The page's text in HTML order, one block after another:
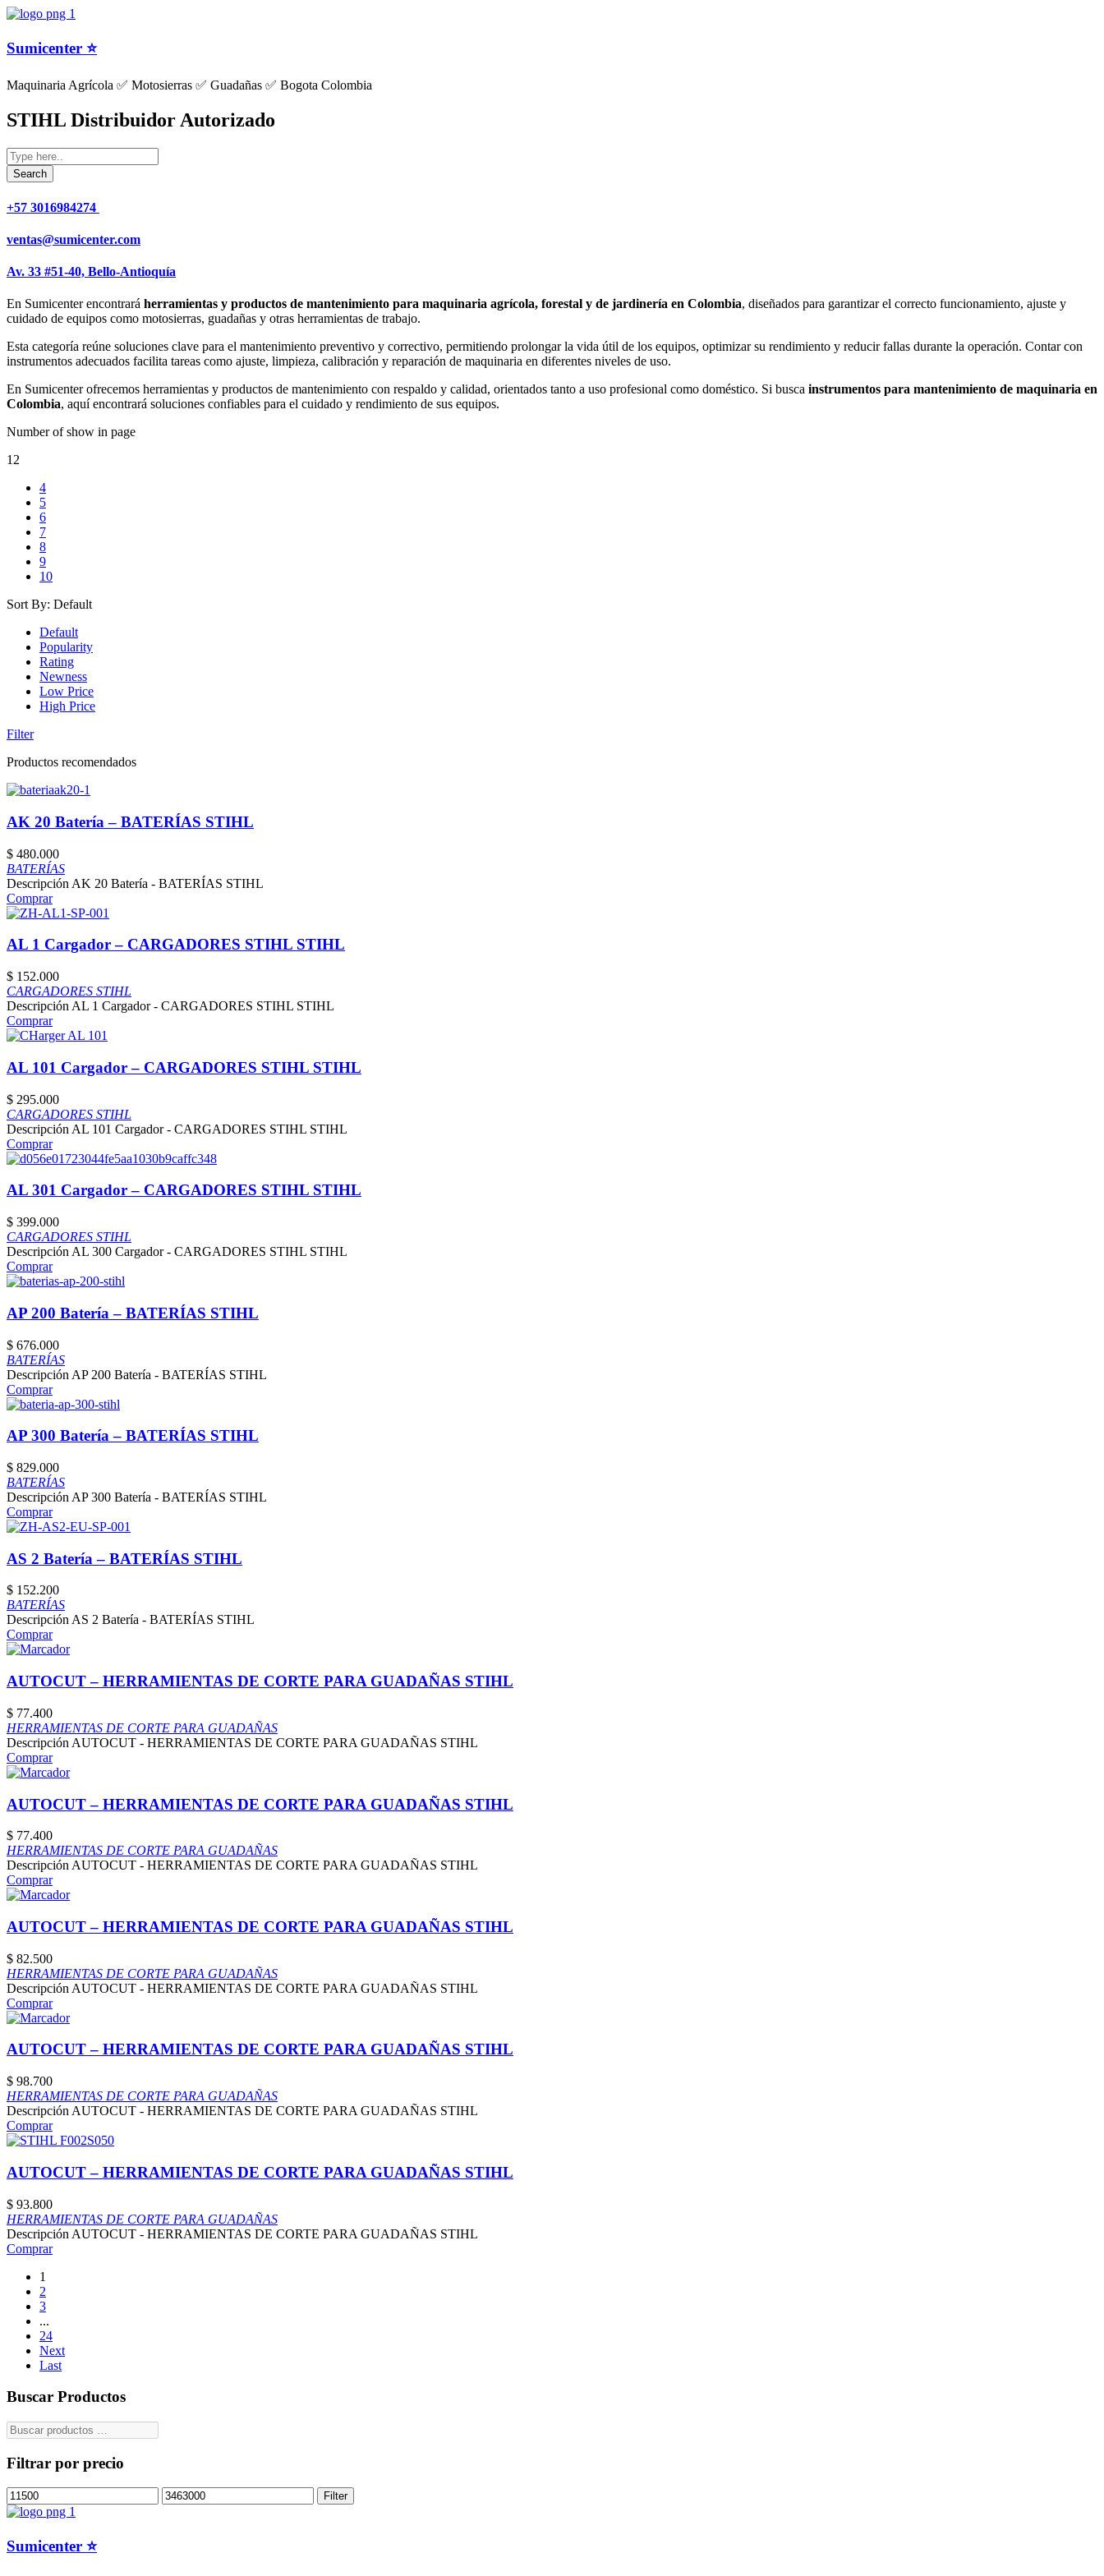
Sumicenter ⭐
Maquinaria Agrícola ✅ Motosierras ✅ Guadañas ✅ Bogota Colombia
STIHL Distribuidor Autorizado
+57 3016984274 ​
ventas@sumicenter.com
Av. 33 #51-40, Bello-Antioquía
En Sumicenter encontrará herramientas y productos de mantenimiento para maquinaria agrícola, forestal y de jardinería en Colombia, diseñados para garantizar el correcto funcionamiento, ajuste y
cuidado de equipos como motosierras, guadañas y otras herramientas de trabajo.
Esta categoría reúne soluciones clave para el mantenimiento preventivo y correctivo, permitiendo prolongar la vida útil de los equipos, optimizar su rendimiento y reducir fallas durante la operación. Contar con
instrumentos adecuados facilita tareas como ajuste, limpieza, calibración y reparación de maquinaria en diferentes niveles de uso.
En Sumicenter ofrecemos herramientas y productos de mantenimiento con respaldo y calidad, orientados tanto a uso profesional como doméstico. Si busca instrumentos para mantenimiento de maquinaria en
Colombia, aquí encontrará soluciones confiables para el cuidado y rendimiento de sus equipos.
Number of show in page
12
4
5
6
7
8
9
10
Sort By: Default
Default
Popularity
Rating
Newness
Low Price
High Price
Filter
Productos recomendados
AK 20 Batería – BATERÍAS STIHL
$ 480.000
BATERÍAS
Descripción AK 20 Batería - BATERÍAS STIHL
Comprar
AL 1 Cargador – CARGADORES STIHL STIHL
$ 152.000
CARGADORES STIHL
Descripción AL 1 Cargador - CARGADORES STIHL STIHL
Comprar
AL 101 Cargador – CARGADORES STIHL STIHL
$ 295.000
CARGADORES STIHL
Descripción AL 101 Cargador - CARGADORES STIHL STIHL
Comprar
AL 301 Cargador – CARGADORES STIHL STIHL
$ 399.000
CARGADORES STIHL
Descripción AL 300 Cargador - CARGADORES STIHL STIHL
Comprar
AP 200 Batería – BATERÍAS STIHL
$ 676.000
BATERÍAS
Descripción AP 200 Batería - BATERÍAS STIHL
Comprar
AP 300 Batería – BATERÍAS STIHL
$ 829.000
BATERÍAS
Descripción AP 300 Batería - BATERÍAS STIHL
Comprar
AS 2 Batería – BATERÍAS STIHL
$ 152.200
BATERÍAS
Descripción AS 2 Batería - BATERÍAS STIHL
Comprar
AUTOCUT – HERRAMIENTAS DE CORTE PARA GUADAÑAS STIHL
$ 77.400
HERRAMIENTAS DE CORTE PARA GUADAÑAS
Descripción AUTOCUT - HERRAMIENTAS DE CORTE PARA GUADAÑAS STIHL
Comprar
AUTOCUT – HERRAMIENTAS DE CORTE PARA GUADAÑAS STIHL
$ 77.400
HERRAMIENTAS DE CORTE PARA GUADAÑAS
Descripción AUTOCUT - HERRAMIENTAS DE CORTE PARA GUADAÑAS STIHL
Comprar
AUTOCUT – HERRAMIENTAS DE CORTE PARA GUADAÑAS STIHL
$ 82.500
HERRAMIENTAS DE CORTE PARA GUADAÑAS
Descripción AUTOCUT - HERRAMIENTAS DE CORTE PARA GUADAÑAS STIHL
Comprar
AUTOCUT – HERRAMIENTAS DE CORTE PARA GUADAÑAS STIHL
$ 98.700
HERRAMIENTAS DE CORTE PARA GUADAÑAS
Descripción AUTOCUT - HERRAMIENTAS DE CORTE PARA GUADAÑAS STIHL
Comprar
AUTOCUT – HERRAMIENTAS DE CORTE PARA GUADAÑAS STIHL
$ 93.800
HERRAMIENTAS DE CORTE PARA GUADAÑAS
Descripción AUTOCUT - HERRAMIENTAS DE CORTE PARA GUADAÑAS STIHL
Comprar
1
2
3
...
24
Next
Last
Buscar Productos
Filtrar por precio
Filter
Sumicenter ⭐